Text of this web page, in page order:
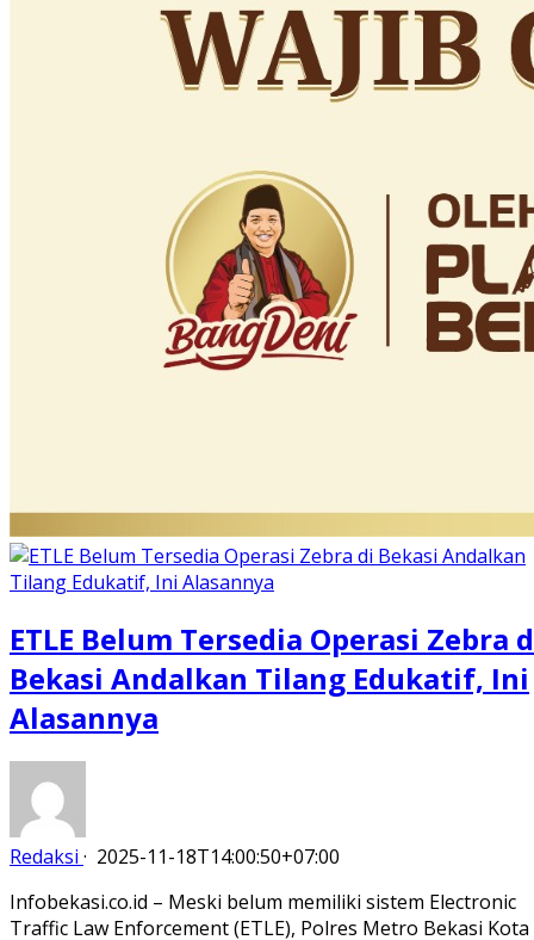
ETLE Belum Tersedia Operasi Zebra
Bekasi Andalkan Tilang Edukatif, Ini
Alasannya
Redaksi · 2025-11-18T14:00:50+07:00
Infobekasi.co.id – Meski belum memiliki sistem Electronic
Traffic Law Enforcement (ETLE), Polres Metro Bekasi Kota